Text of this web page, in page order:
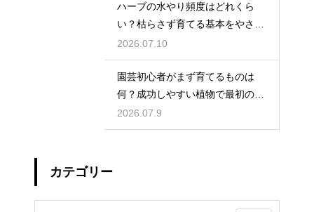
ハーブの水やり頻度はどれくら
い？枯らさず育てる基本をやさし
く紹介
2026.07.10
園芸初心者がまず育てるものは
何？成功しやすい植物で最初の一
歩を踏み出そう
2026.07.9
カテゴリー